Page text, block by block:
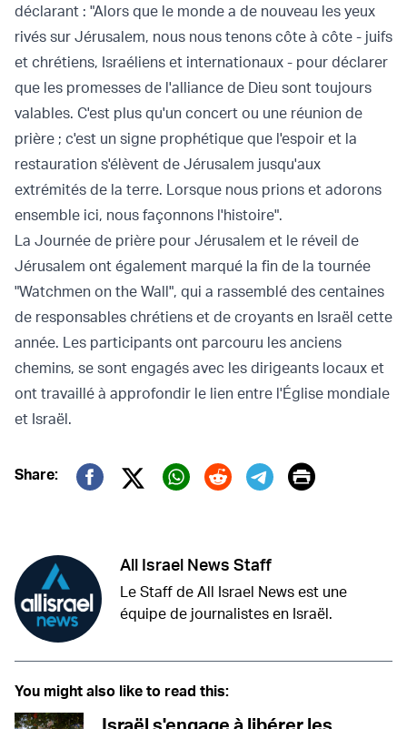
déclarant : "Alors que le monde a de nouveau les yeux
rivés sur Jérusalem, nous nous tenons côte à côte - juifs
et chrétiens, Israéliens et internationaux - pour déclarer
que les promesses de l'alliance de Dieu sont toujours
valables. C'est plus qu'un concert ou une réunion de
prière ; c'est un signe prophétique que l'espoir et la
restauration s'élèvent de Jérusalem jusqu'aux
extrémités de la terre. Lorsque nous prions et adorons
ensemble ici, nous façonnons l'histoire".
La Journée de prière pour Jérusalem et le réveil de
Jérusalem ont également marqué la fin de la tournée
"Watchmen on the Wall", qui a rassemblé des centaines
de responsables chrétiens et de croyants en Israël cette
année. Les participants ont parcouru les anciens
chemins, se sont engagés avec les dirigeants locaux et
ont travaillé à approfondir le lien entre l'Église mondiale
et Israël.
Share:
Twitter (X)
Print
All Israel News Staff
Le Staff de All Israel News est une
équipe de journalistes en Israël.
You might also like to read this: